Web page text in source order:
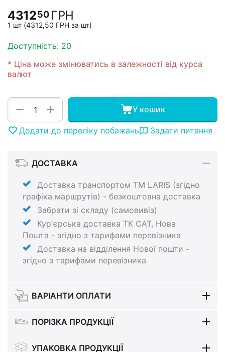
431250 ГРН
1 шт (4312,50 ГРН за шт)
Доступність: 20
* Ціна може змінюватись в залежності від курса
валют
+
− У кошик
Додати до переліку побажань Задати питання
ДОСТАВКА
Доставка транспортом ТМ LARIS (згідно
графіка маршрутів) - безкоштовна доставка
Забрати зі складу (самовивіз)
Кур'єрська доставка ТК САТ, Нова
Пошта - згідно з тарифами перевізника
Доставка на відділення Нової пошти -
згідно з тарифами перевізника
ВАРІАНТИ ОПЛАТИ
ПОРІЗКА ПРОДУКЦІЇ
УПАКОВКА ПРОДУКЦІЇ